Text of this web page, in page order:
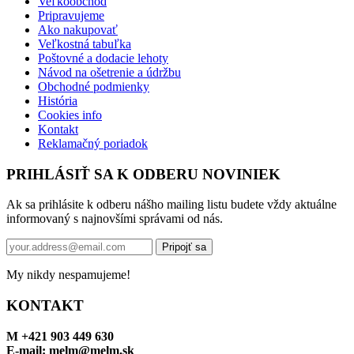
Pripravujeme
Ako nakupovať
Veľkostná tabuľka
Poštovné a dodacie lehoty
Návod na ošetrenie a údržbu
Obchodné podmienky
História
Cookies info
Kontakt
Reklamačný poriadok
PRIHLÁSIŤ SA K ODBERU NOVINIEK
Ak sa prihlásite k odberu nášho mailing listu budete vždy aktuálne
informovaný s najnovšími správami od nás.
My nikdy nespamujeme!
KONTAKT
M +421 903 449 630
E-mail: melm@melm.sk